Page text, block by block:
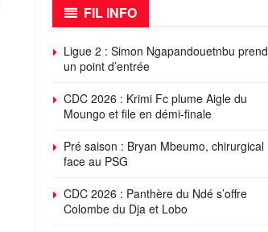
FIL INFO
Ligue 2 : Simon Ngapandouetnbu prend
un point d’entrée
CDC 2026 : Krimi Fc plume Aigle du
Moungo et file en démi-finale
Pré saison : Bryan Mbeumo, chirurgical
face au PSG
CDC 2026 : Panthère du Ndé s’offre
Colombe du Dja et Lobo